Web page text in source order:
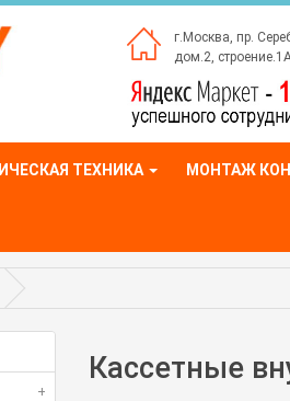
г.Москва, пр.
дом.2,
ТЕХНИКА МОНТАЖ
+
Кассетные